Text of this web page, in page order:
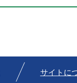
サイトに